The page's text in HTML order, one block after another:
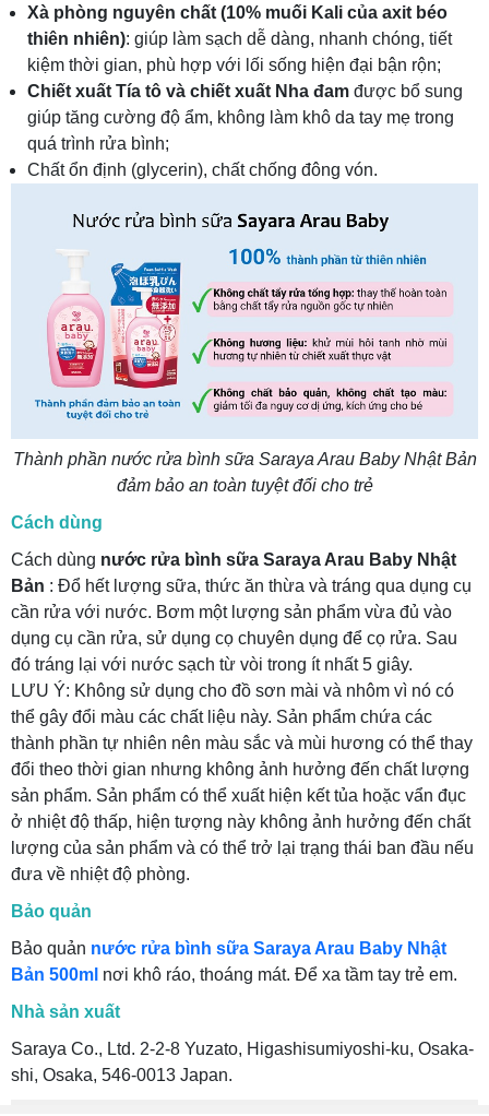
Xà phòng nguyên chất (10% muối Kali của axit béo
thiên nhiên): giúp làm sạch dễ dàng, nhanh chóng, tiết
kiệm thời gian, phù hợp với lối sống hiện đại bận rộn;
Chiết xuất Tía tô và chiết xuất Nha đam được bổ sung
giúp tăng cường độ ẩm, không làm khô da tay mẹ trong
quá trình rửa bình;
Chất ổn định (glycerin), chất chống đông vón.
Thành phần nước rửa bình sữa Saraya Arau Baby Nhật Bản
đảm bảo an toàn tuyệt đối cho trẻ
Cách dùng
Cách dùng nước rửa bình sữa Saraya Arau Baby Nhật
Bản : Đổ hết lượng sữa, thức ăn thừa và tráng qua dụng cụ
cần rửa với nước. Bơm một lượng sản phẩm vừa đủ vào
dụng cụ cần rửa, sử dụng cọ chuyên dụng để cọ rửa. Sau
đó tráng lại với nước sạch từ vòi trong ít nhất 5 giây.
LƯU Ý: Không sử dụng cho đồ sơn mài và nhôm vì nó có
thể gây đổi màu các chất liệu này. Sản phẩm chứa các
thành phần tự nhiên nên màu sắc và mùi hương có thể thay
đổi theo thời gian nhưng không ảnh hưởng đến chất lượng
sản phẩm. Sản phẩm có thể xuất hiện kết tủa hoặc vẩn đục
ở nhiệt độ thấp, hiện tượng này không ảnh hưởng đến chất
lượng của sản phẩm và có thể trở lại trạng thái ban đầu nếu
đưa về nhiệt độ phòng.
Bảo quản
Bảo quản nước rửa bình sữa Saraya Arau Baby Nhật
Bản 500ml nơi khô ráo, thoáng mát. Để xa tầm tay trẻ em.
Nhà sản xuất
Saraya Co., Ltd. 2-2-8 Yuzato, Higashisumiyoshi-ku, Osaka-
shi, Osaka, 546-0013 Japan.